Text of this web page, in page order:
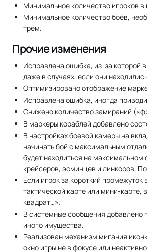
Минимальное количество игроков
Минимальное количество боёв,
трём.
Прочие изменения
Исправлена ошибка, из-за которой
даже в случаях, если они
Оптимизировано отображение
Исправлена ошибка, иногда
Снижено количество замираний
В маркеры кораблей добавлено
В настройках боевой камеры на
начинать бой с максимальным
будет находиться на
крейсеров, эсминцев и линкоров.
Если игрок за короткий
тактической карте или мини-
квадрат…».
В системные сообщения добавлено
иного имущества.
Реализован механизм мигания
окно игры не в фокусе или